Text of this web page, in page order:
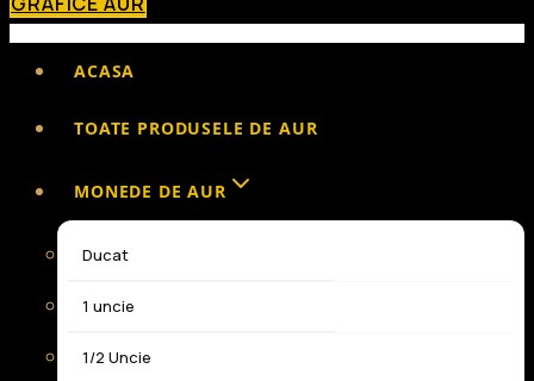
ACASA
TOATE PRODUSELE DE AUR
MONEDE DE AUR
Ducat
1 uncie
1/2 Uncie